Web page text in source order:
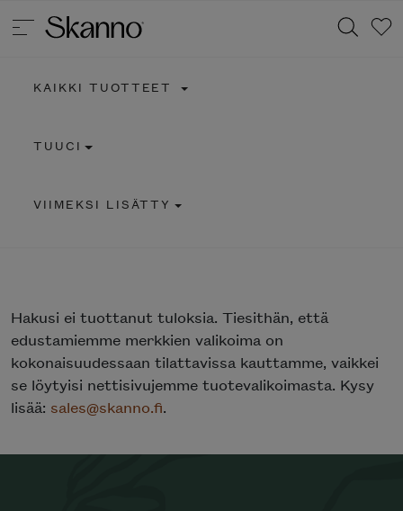
KAIKKI TUOTTEET
TUUCI
VIIMEKSI LISÄTTY
Hakusi ei tuottanut tuloksia. Tiesithän, että
edustamiemme merkkien valikoima on
kokonaisuudessaan tilattavissa kauttamme, vaikkei
se löytyisi nettisivujemme tuotevalikoimasta. Kysy
lisää: sales@skanno.fi.